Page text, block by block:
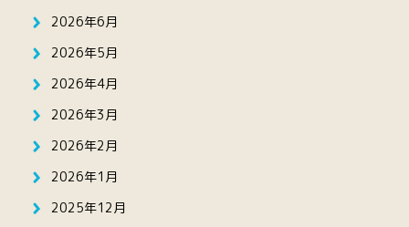
2026年6月
2026年5月
2026年4月
2026年3月
2026年2月
2026年1月
2025年12月